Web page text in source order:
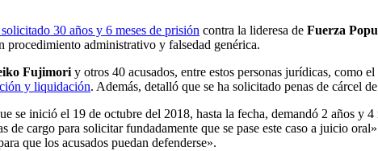
30 años y 6 meses de prisión contra la lideresa de Fuerza
administrativo y falsedad genérica.
Fujimori y otros 40 acusados, entre estos personas jurídicas, como
y liquidación. Además, detalló que se ha solicitado penas de cárcel
se inició el 19 de octubre del 2018, hasta la fecha, demandó 2 años y
de cargo para solicitar fundadamente que se pase este caso a juicio
que los acusados puedan defenderse».